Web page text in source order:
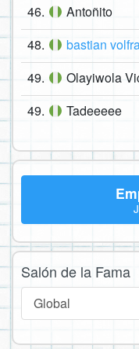
46. Antoñito
48. bastian
49. Olayiwola
49. Tadeeeee
Salón de la Fama
Global